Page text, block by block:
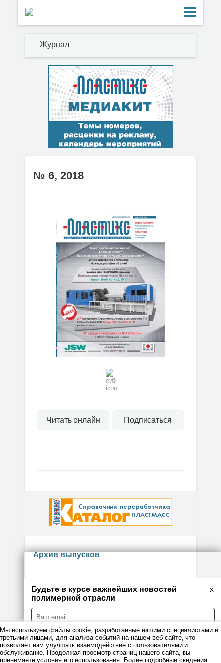
Журнал
№ 6, 2018
0
Читать онлайн Подписаться
Архив выпусков
x
Будьте в курсе важнейших новостей
полимерной отрасли
Я даю согласие на обработку персональных данных
© 2026
Правовая информация
Мы используем файлы cookie, разработанные нашими специалистами и
третьими лицами, для анализа событий на нашем веб-сайте, что
позволяет нам улучшать взаимодействие с пользователями и
обслуживание. Продолжая просмотр страниц нашего сайта, вы
принимаете условия его использования. Более подробные сведения